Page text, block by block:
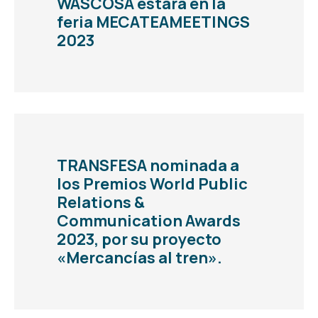
feria MECATEAMEETINGS
2023
TRANSFESA nominada a
los Premios World Public
Relations &
Communication Awards
2023, por su proyecto
«Mercancías al tren».